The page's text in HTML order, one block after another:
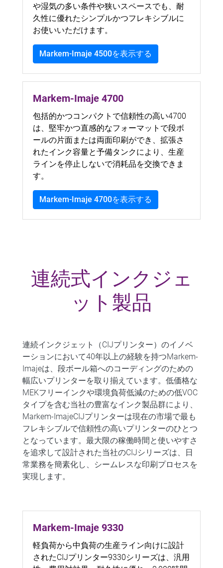
や湿気の多い条件や狭いスペースでも、耐
久性に優れたシンプルかつフレキシブルに
お使いいただけます。
Markem-Imaje 4500を表示する
Markem-Imaje 4700
包括的かつコンパクトで信頼性の高い4700
は、堅牢かつ直感的なフォーマットで段ボ
ールの片面または両面印刷ができ、拡張さ
れたインク容量と予備タンクにより、生産
ラインを停止しないで消耗品を交換できま
す。
Markem-Imaje 4700を表示する
連続式インクジェ
ット製品
連続インクジェット（CIJプリンター）のイノベ
ーションにおいて40年以上の経験を持つMarkem-
Imajeは、段ボール箱へのコーディングのための
幅広いプリンターを取り揃えています。低価格な
MEKフリーインクや環境負荷低減のための低VOC
タイプを含む当社の豊富なインク製品群により、
Markem-ImajeCIJプリンターは現在の市場で最も
フレキシブルで信頼性の高いプリンターのひとつ
となっています。最大限の稼働時間と使いやすさ
を追求して設計された当社のCIJシリーズは、日
常業務を簡素化し、シームレスな印刷プロセスを
実現します。
Markem-Imaje 9330
軽負荷から中負荷の生産ライン向けに設計
されたCIJプリンター9330シリーズは、汎用